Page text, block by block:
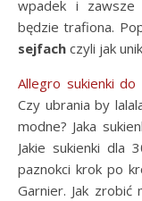
wpadek i zawsze
będzie trafiona.
sejfach czyli jak
Allegro sukienki do
Czy ubrania by
modne? Jaka
Jakie sukienki dla
paznokci krok po
Garnier. Jak